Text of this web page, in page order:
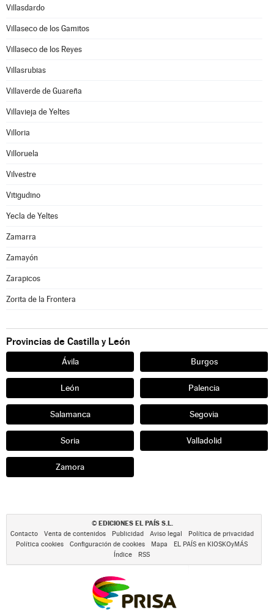
Villasdardo
Villaseco de los Gamitos
Villaseco de los Reyes
Villasrubias
Villaverde de Guareña
Villavieja de Yeltes
Villoria
Villoruela
Vilvestre
Vitigudino
Yecla de Yeltes
Zamarra
Zamayón
Zarapicos
Zorita de la Frontera
Provincias de Castilla y León
Ávila Burgos
León Palencia
Salamanca Segovia
Soria Valladolid
Zamora
© EDICIONES EL PAÍS S.L.
Contacto Venta de contenidos Publicidad Aviso legal
Política de privacidad
Política cookies
Configuración de cookies Mapa
EL PAÍS en KIOSKOyMÁS
Índice
RSS